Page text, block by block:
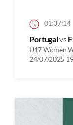
01:37:14
Portugalvs
U17 Women
24/07/2025